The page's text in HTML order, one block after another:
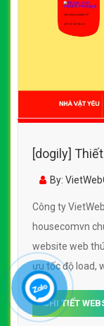
[dogily]
wwwpet-
By:
Công ty
housecomvn
website web
ưu tốc độ load,
nghiệm người
housecomvn
CHI TIẾT